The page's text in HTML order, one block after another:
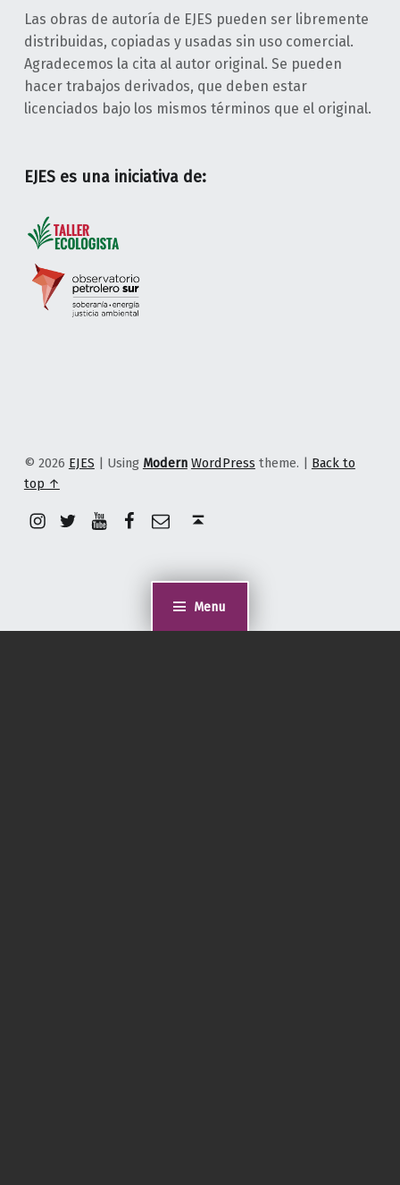
Menu
Las obras de autoría de EJES pueden ser libremente
distribuidas, copiadas y usadas sin uso comercial.
Agradecemos la cita al autor original. Se pueden
hacer trabajos derivados, que deben estar
licenciados bajo los mismos términos que el original.
EJES es una iniciativa de:
© 2026 EJES | Using Modern WordPress theme. | Back to
top ↑